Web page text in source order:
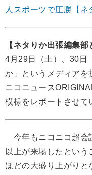
人スポーツで圧勝【ネ
【ネタりか出張編集部
4月29日（土）、30日
か」というメディアを
ニコニュース
模様をレポートさせて
今年もニコニコ超会
以上が来場したとい
ほどの大盛り上がり